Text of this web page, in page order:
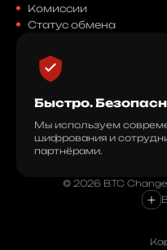
Комиссии
Статус обмена
Быстро.
Мы используем
шифрования и
партнёрами.
© 2026 BTC
+